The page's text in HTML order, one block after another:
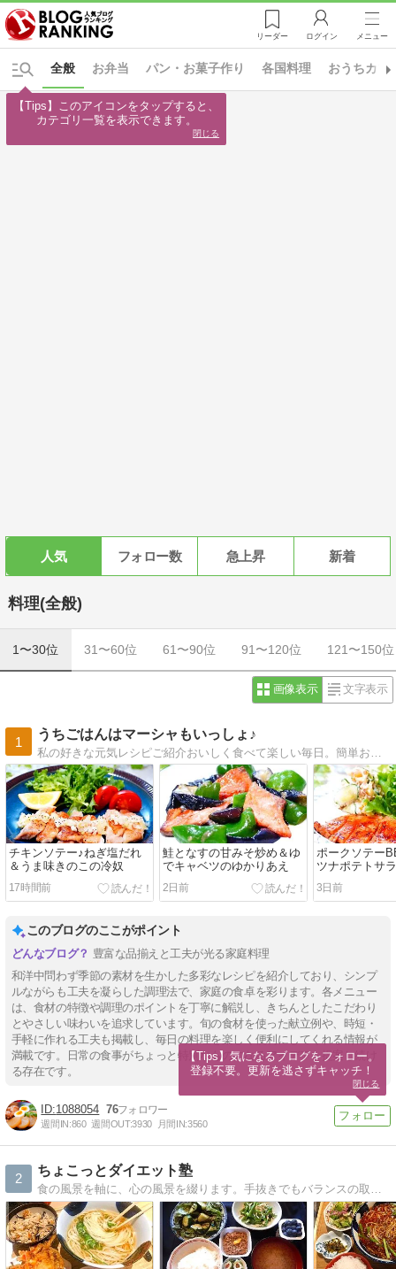
リーダー ログイン メニュー
お弁当 パン・お菓子作り 各国料理 おうちカフ
全般
人気 フォロー数 急上昇 新着
料理(全般)
1〜30位 31〜60位 61〜90位 91〜120位 121〜150位
画像表示 文字表示
1
うちごはんはマーシャもいっしょ♪
チキンソテー♪ねぎ塩だれ
＆うま味きのこの冷奴
17時間前
鮭となすの甘みそ炒め＆ゆ
でキャベツのゆかりあえ
2日前
ポークソテー
ツナポテトサ
3日前
このブログのここがポイント
豊富な品揃えと工夫が光る家庭料理
和洋中問わず季節の素材を生かした多彩なレシピを紹介しており、シンプ
ルながらも工夫を凝らした調理法で、家庭の食卓を彩ります。各メニュー
は、食材の特徴や調理のポイントを丁寧に解説し、きちんとしたこだわり
とやさしい味わいを追求しています。旬の食材を使った献立例や、時短・
手軽に作れる工夫も掲載し、毎日の料理を楽しく便利にしてくれる情報が
満載です。日常の食事がちょっと特別なものになるアイデアを提案し続け
る存在です。
1088054 76
週間IN:860 週間OUT:3930 月間IN:3560
2
ちょこっとダイエット塾
食の風景を軸に、心の風景を綴ります。手抜きでもバランスの取れた朝食、大人弁当、旅の記録など、季節の風をお届け！
【Tips】このアイコンをタップすると、
カテゴリ一覧を表示できます。
閉じる
【Tips】気になるブログをフォロー。
登録不要。更新を逃さずキャッチ！
閉じる